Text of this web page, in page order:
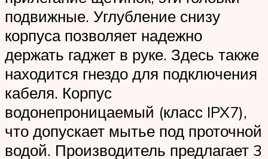
подвижные. Углубление снизу
корпуса позволяет надежно
держать гаджет в руке. Здесь также
находится гнездо для подключения
кабеля. Корпус
водонепроницаемый (класс IPX7),
что допускает мытье под проточной
водой. Производитель предлагает 3